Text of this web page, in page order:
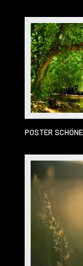
POSTER